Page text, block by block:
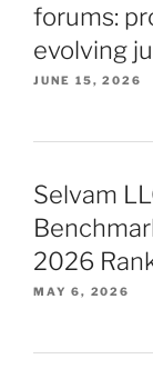
forums:
evolving
JUNE 15, 2026
Selvam
2026
MAY 6, 2026